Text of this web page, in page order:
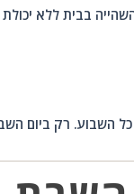
בבית ללא
כל השבוע. רק